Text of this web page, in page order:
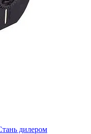
дилером